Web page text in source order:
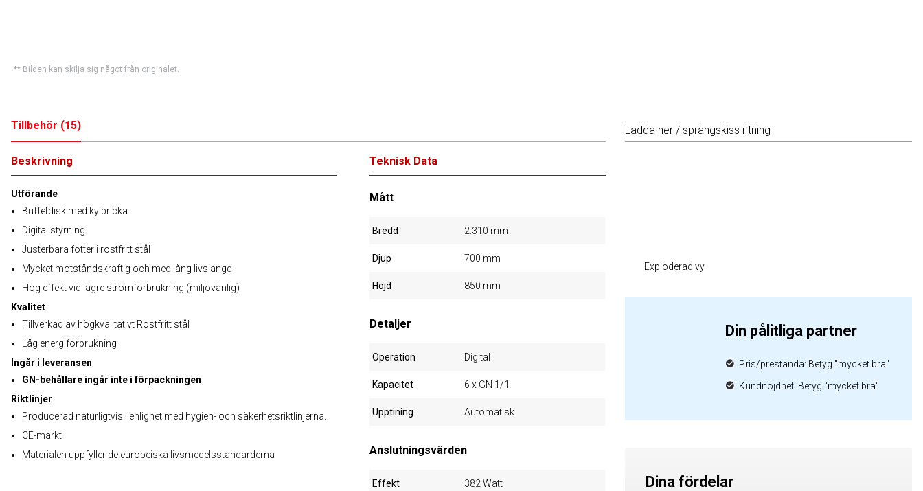
** Bilden kan skilja sig något från originalet.
Tillbehör (15)
Beskrivning
Utförande
Buffetdisk med kylbricka
Digital styrning
Justerbara fötter i rostfritt stål
Mycket motståndskraftig och med lång livslängd
Hög effekt vid lägre strömförbrukning (miljövänlig)
Kvalitet
Tillverkad av högkvalitativt Rostfritt stål
Låg energiförbrukning
Ingår i leveransen
GN-behållare ingår inte i förpackningen
Riktlinjer
Producerad naturligtvis i enlighet med hygien- och säkerhetsriktlinjerna.
CE-märkt
Materialen uppfyller de europeiska livsmedelsstandarderna
Teknisk Data
Mått
Bredd 2.310 mm
Djup 700 mm
Höjd 850 mm
Detaljer
Operation Digital
Kapacitet 6 x GN 1/1
Upptining Automatisk
Anslutningsvärden
Effekt 382 Watt
Ladda ner / sprängskiss ritning
Exploderad vy
Din pålitliga partner
Pris/prestanda: Betyg "mycket bra"
Kundnöjdhet: Betyg "mycket bra"
Dina fördelar